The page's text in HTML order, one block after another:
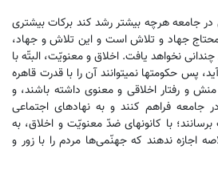
جامعه هرچه بیشتر رشد کند برکات بیشتری
محتاج جهاد و تلاش است و این تلاش و جهاد،
نخواهد یافت. اخلاق و معنویّت، البتّه با
پس حکومتها نمیتوانند آن را با قدرت قاهره
منش و رفتار اخلاقی و معنوی داشته باشند، و
در جامعه فراهم کنند و به نهادهای اجتماعی
با کانونهای ضدّ معنویّت و اخلاق، به
اجازه ندهند که جهنّمی‌ها مردم را با زور و